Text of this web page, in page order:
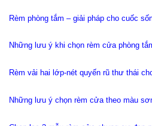
Rèm phòng tắm – giải pháp cho cuốc
Những lưu ý khi chọn rèm cửa phòng
Rèm vải hai lớp-nét quyến rũ thư thái
Những lưu ý chọn rèm cửa theo màu